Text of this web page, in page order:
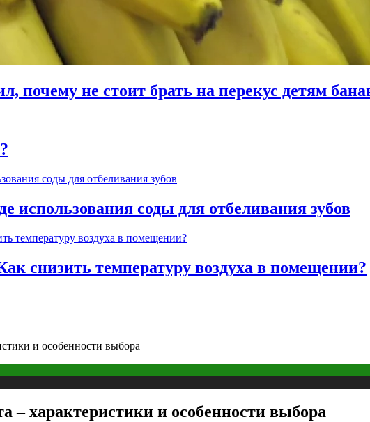
почему не стоит брать на перекус детям
использования соды для отбеливания зубов
снизить температуру воздуха в помещении?
и особенности выбора
характеристики и особенности выбора